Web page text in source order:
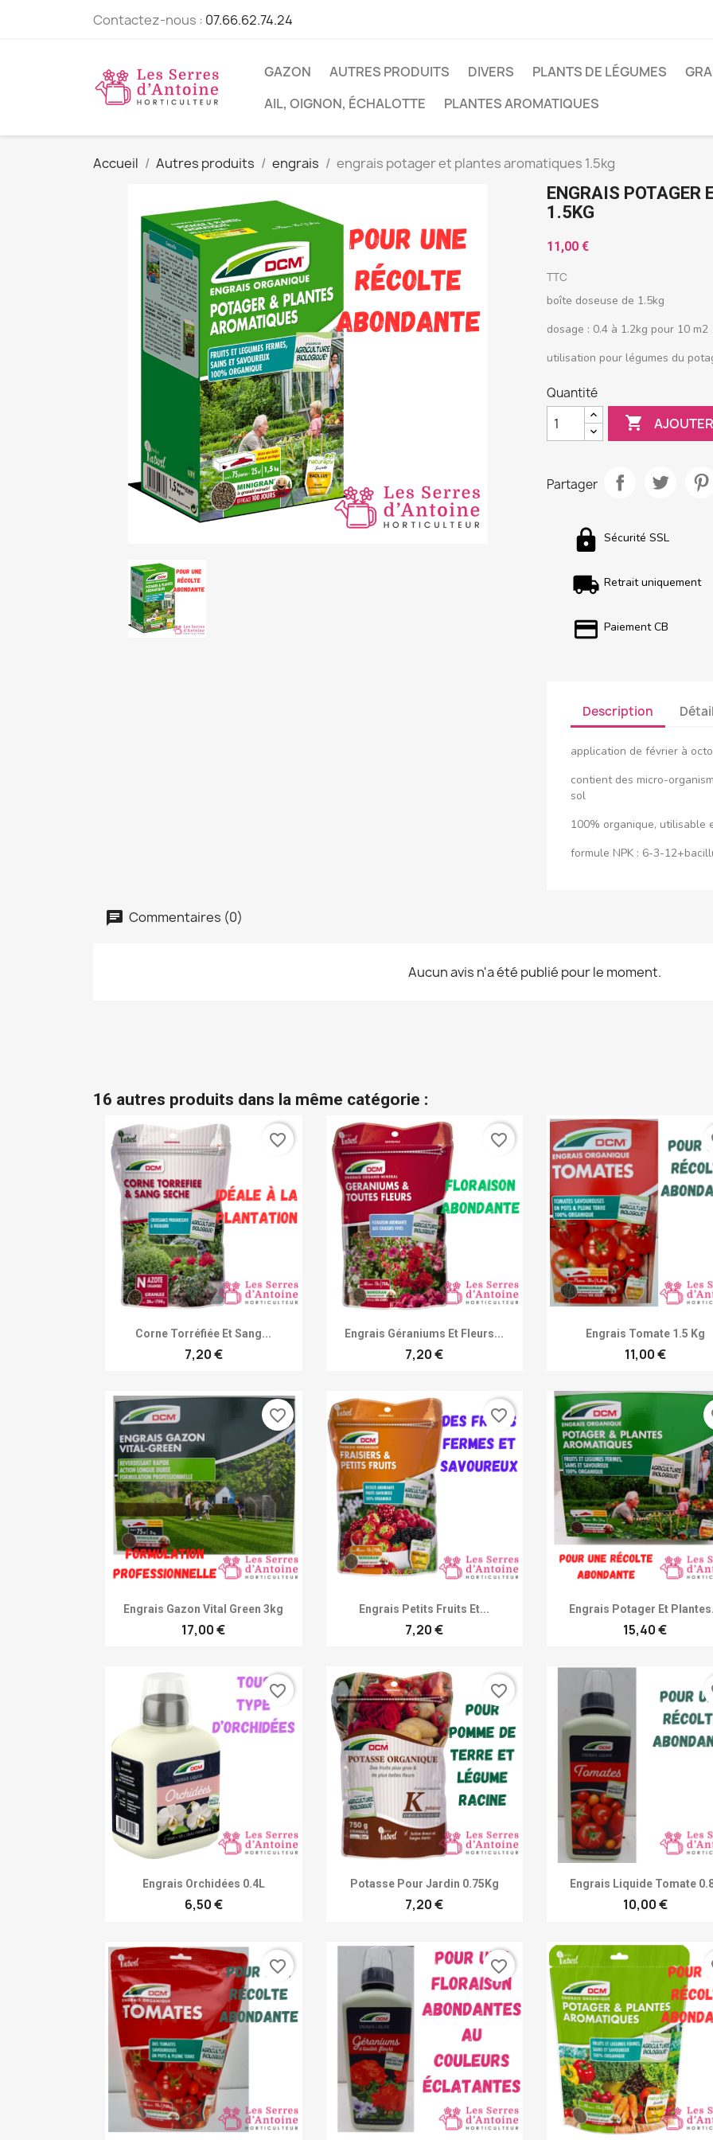
Contactez-nous : 07.66.62.74.24
GAZON AUTRES PRODUITS DIVERS PLANTS DE LÉGUMES
AIL, OIGNON, ÉCHALOTTE
PLANTES AROMATIQUES
Accueil Autres produits engrais engrais potager et plantes aromatiques 1.5kg
ENGRAIS POTAGER
1.5KG
11,00 €
TTC
boîte doseuse de 1.5kg
dosage : 0.4 à 1.2kg pour 10 m2
utilisation pour légumes du
Quantité

Partager
Sécurité SSL
Retrait uniquement
Paiement CB
Description
application de février à
contient des micro-
sol
100% organique, utilisable
formule NPK : 6-3-
Commentaires (0)
Aucun avis n'a été publié pour le moment.
16 autres produits dans la même catégorie :
Achat rapide
Corne Torréfiée Et Sang...
7,20 €
favorite_border
Achat rapide
Engrais Géraniums Et Fleurs...
7,20 €
favorite_border
Achat rapide
Engrais Tomate 1.5 Kg
11,00 €
Achat rapide
Engrais Gazon Vital Green 3kg
17,00 €
favorite_border
Achat rapide
Engrais Petits Fruits Et...
7,20 €
favorite_border
Achat rapide
Engrais Potager Et
15,40 €
Achat rapide
Engrais Orchidées 0.4L
6,50 €
favorite_border
Achat rapide
Potasse Pour Jardin 0.75Kg
7,20 €
favorite_border
Achat rapide
Engrais Liquide Tomate
10,00 €
favorite_border favorite_border